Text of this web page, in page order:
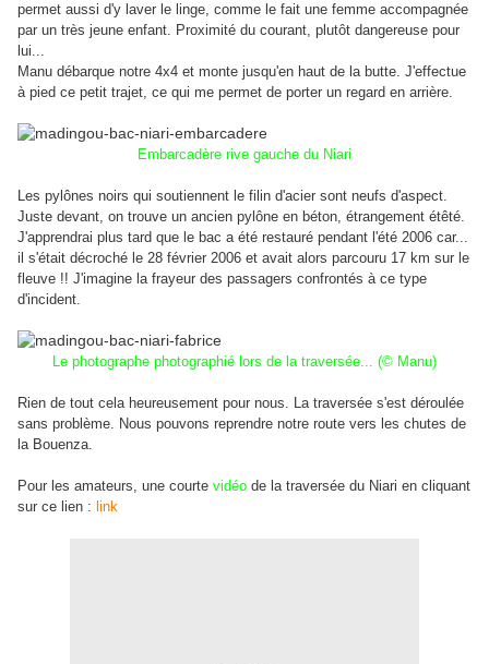
permet aussi d'y laver le linge, comme le fait une femme accompagnée
par un très jeune enfant. Proximité du courant, plutôt dangereuse pour
lui...
Manu débarque notre 4x4 et monte jusqu'en haut de la butte. J'effectue
à pied ce petit trajet, ce qui me permet de porter un regard en arrière.
Embarcadère rive gauche du Niari
Les pylônes noirs qui soutiennent le filin d'acier sont neufs d'aspect.
Juste devant, on trouve un ancien pylône en béton, étrangement étêté.
J'apprendrai plus tard que le bac a été restauré pendant l'été 2006 car...
il s'était décroché le 28 février 2006 et avait alors parcouru 17 km sur le
fleuve !! J'imagine la frayeur des passagers confrontés à ce type
d'incident.
Le photographe photographié lors de la traversée... (© Manu)
Rien de tout cela heureusement pour nous. La traversée s'est déroulée
sans problème. Nous pouvons reprendre notre route vers les chutes de
la Bouenza.
Pour les amateurs, une courte vidéo de la traversée du Niari en cliquant
sur ce lien : link